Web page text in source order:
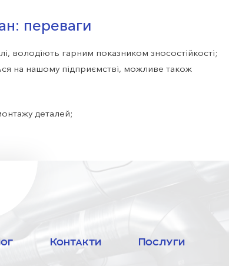
переваги
володіють гарним показником зносостійкості;
на нашому підприємстві, можливе також
деталей;
– результат високої якості наших товарів.
і купити надійний клапан дросельний
http://berkom.lviv.ua. Доставка виробів можлива
чи особливостей їх монтажу – звертайтеся за
+38 (067) 370-22-74, (032) 232-11-48.
Контакти Послуги